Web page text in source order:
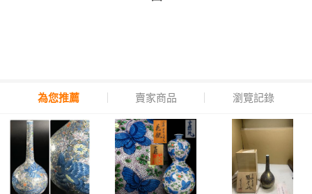
為您推薦 賣家商品 瀏覽記錄